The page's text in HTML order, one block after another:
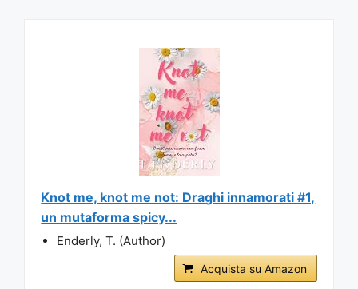
Knot me, knot me not: Draghi innamorati #1,
un mutaforma spicy...
Enderly, T. (Author)
Acquista su Amazon